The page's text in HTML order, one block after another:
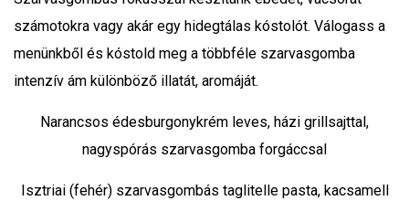
számotokra vagy akár egy hidegtálas kóstolót. Válogass a
menünkből és kóstold meg a többféle szarvasgomba
intenzív ám különböző illatát, aromáját.
Narancsos édesburgonykrém leves, házi grillsajttal,
nagyspórás szarvasgomba forgáccsal
Isztriai (fehér) szarvasgombás taglitelle pasta, kacsamell